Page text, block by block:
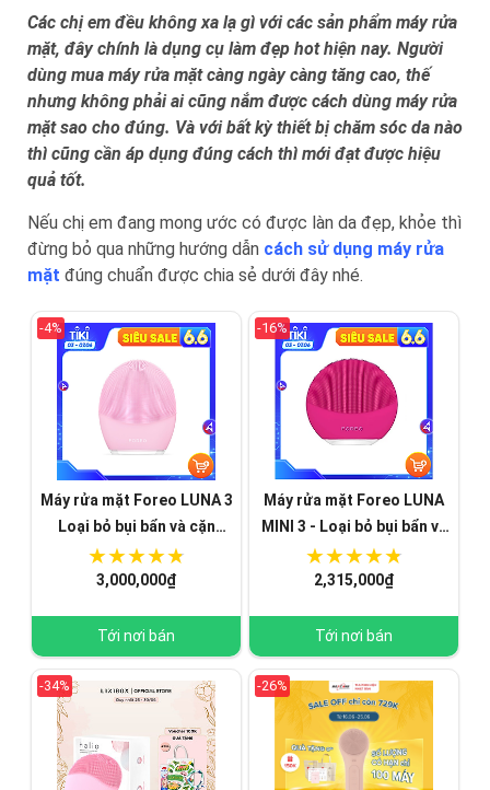
Các chị em đều không xa lạ gì với các sản phẩm máy rửa
mặt, đây chính là dụng cụ làm đẹp hot hiện nay. Người
dùng mua máy rửa mặt càng ngày càng tăng cao, thế
nhưng không phải ai cũng nắm được cách dùng máy rửa
mặt sao cho đúng. Và với bất kỳ thiết bị chăm sóc da nào
thì cũng cần áp dụng đúng cách thì mới đạt được hiệu
quả tốt.
Nếu chị em đang mong ước có được làn da đẹp, khỏe thì
đừng bỏ qua những hướng dẫn cách sử dụng máy rửa
mặt đúng chuẩn được chia sẻ dưới đây nhé.
-4%
Máy rửa mặt Foreo LUNA 3
Loại bỏ bụi bẩn và cặn
trang điểm chỉ trong 30s -
Hàng Nhập Khẩu
3,000,000₫
Tới nơi bán
-16%
Máy rửa mặt Foreo LUNA
MINI 3 - Loại bỏ bụi bẩn và
cặn trang điểm chỉ trong
30s
2,315,000₫
Tới nơi bán
-34% -26%